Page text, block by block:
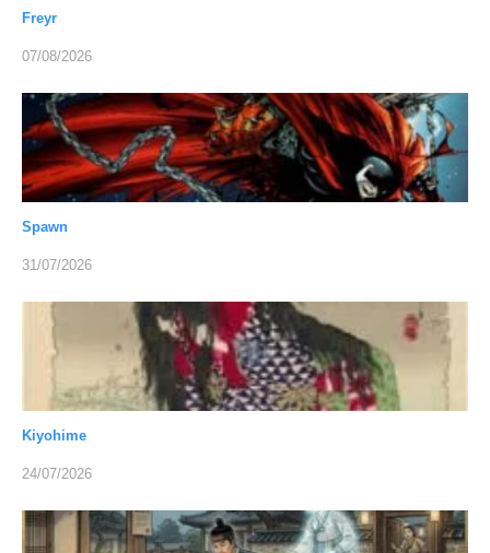
Freyr
07/08/2026
Spawn
31/07/2026
Kiyohime
24/07/2026